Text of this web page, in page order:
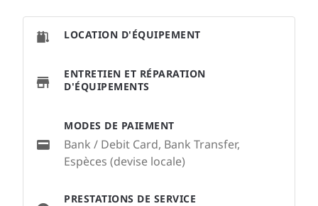
PRESTATIONS DE SERVICE
LOCATION D'ÉQUIPEMENT
ENTRETIEN ET RÉPARATION
D'ÉQUIPEMENTS
MODES DE PAIEMENT
Bank / Debit Card, Bank Transfer,
Espèces (devise locale)